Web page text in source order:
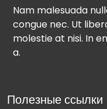
Nam malesuada
congue nec. Ut
molestie at nisi. In
a.
Полезные ссылки